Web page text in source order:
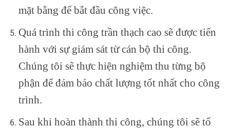
mặt bằng để bắt đầu công việc.
Quá trình thi công trần thạch cao sẽ được tiến
hành với sự giám sát từ cán bộ thi công.
Chúng tôi sẽ thực hiện nghiệm thu từng bộ
phận để đảm bảo chất lượng tốt nhất cho công
trình.
Sau khi hoàn thành thi công, chúng tôi sẽ tổ